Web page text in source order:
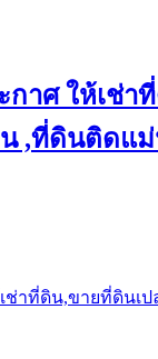
กาศ ให้เช่
น ,ที่ดินติด
ช่าที่ดิน,ขายที่ดิน